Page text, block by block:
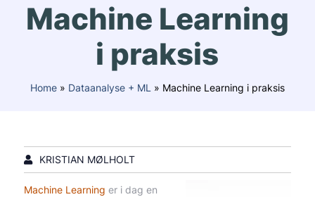
Machine Learning
i praksis
Home» Dataanalyse + ML » Machine Learning i praksis
KRISTIAN MØLHOLT
Machine Learning er i dag en